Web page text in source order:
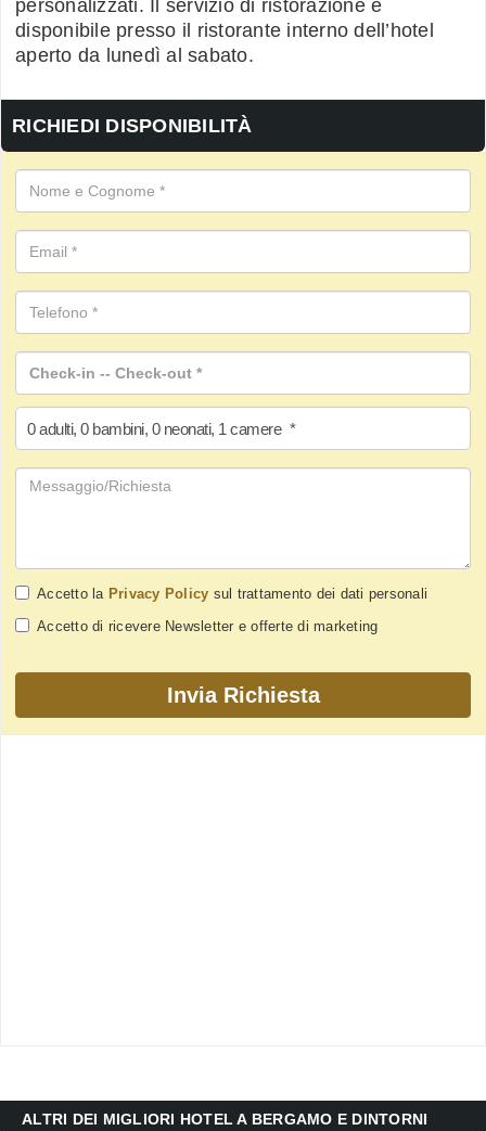
personalizzati. Il servizio di ristorazione è
disponibile presso il ristorante interno dell’hotel
aperto da lunedì al sabato.
RICHIEDI DISPONIBILITÀ
0 adulti, 0 bambini, 0 neonati, 1 camere *
Accetto la Privacy Policy sul trattamento dei dati personali
Accetto di ricevere Newsletter e offerte di marketing
ALTRI DEI MIGLIORI HOTEL A BERGAMO E DINTORNI